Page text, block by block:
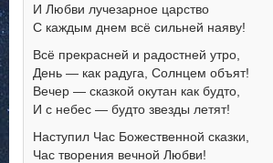
И Любви лучезарное царство
С каждым днем всё сильней наяву!
Всё прекрасней и радостней утро,
День — как радуга, Солнцем объят!
Вечер — сказкой окутан как будто,
И с небес — будто звезды летят!
Наступил Час Божественной сказки,
Час творения вечной Любви!